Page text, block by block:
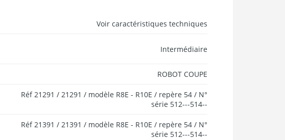
Voir caractéristiques techniques
Intermédiaire
ROBOT COUPE
Réf 21291 / 21291 / modèle R8E - R10E / repère 54 / N°
série 512---514--
Réf 21391 / 21391 / modèle R8E - R10E / repère 54 / N°
série 512---514--